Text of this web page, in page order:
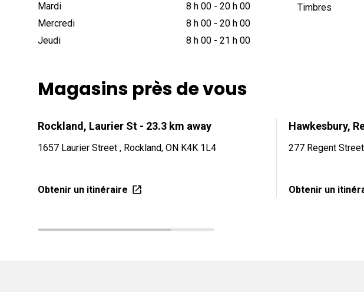
Mardi
8 h 00 -20 h 00
Mercredi
8 h 00 -20 h 00
Jeudi
8 h 00 -21 h 00
Timbres
Magasins près de vous
Rockland, Laurier St - 23.3 km away
1657 Laurier Street , Rockland, ON K4K 1L4
Obtenir un itinéraire
Hawkesbury,
277 Regent
Obtenir un